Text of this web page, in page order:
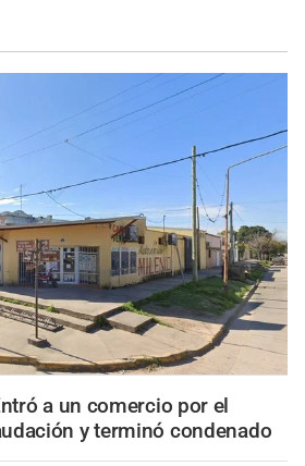
a un comercio por el
y terminó condenado